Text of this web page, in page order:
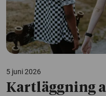
5 juni 2026
Kartläggning